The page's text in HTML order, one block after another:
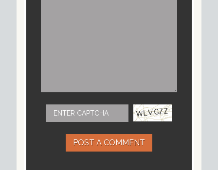
POST A COMMENT